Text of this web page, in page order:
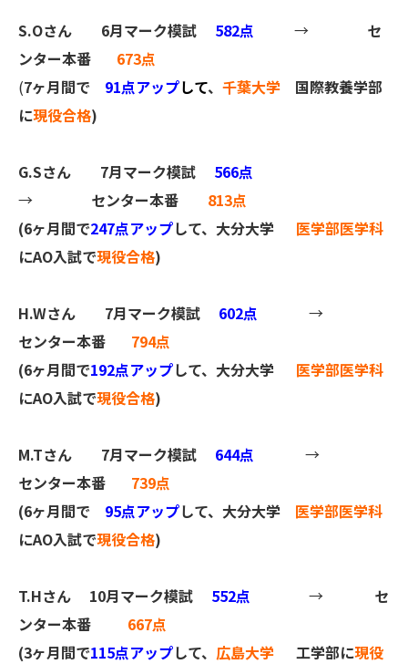
S.Oさん 6月マーク模試 582点 → セ
ンター本番 673点
(7ヶ月間で 91点アップして、 千葉大学 国際教養学部
に現役合格)
G.Sさん 7月マーク模試
566点
→ センター本番
813点
(6ヶ月間で247点アップして、大分大学 医学部医学科
にAO入試で現役合格)
H.Wさん 7月マーク模試 602点 →
センター本番 794点
(6ヶ月間で192点アップして、大分大学 医学部医学科
にAO入試で現役合格)
M.Tさん 7月マーク模試 644点 →
センター本番
739点
(6ヶ月間で 95点アップして、大分大学 医学部医学科
にAO入試で現役合格)
T.Hさん 10月マーク模試 552点 → セ
ンター本番 667点
(3ヶ月間で115点アップして、 広島大学 工学部に現役